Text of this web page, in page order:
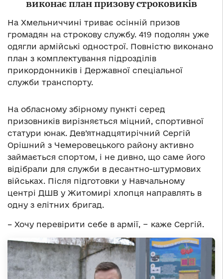
виконає план призову строковиків
На Хмельниччині триває осінній призов
громадян на строкову службу. 419 подолян уже
одягли армійські однострої. Повністю виконано
план з комплектування підрозділів
прикордонників і Державної спеціальної
служби транспорту.
На обласному збірному пункті серед
призовників вирізняється міцний, спортивної
статури юнак. Дев’ятнадцятирічний Сергій
Орішний з Чемеровецького району активно
займається спортом, і не дивно, що саме його
відібрали для служби в десантно-штурмових
військах. Після підготовки у Навчальному
центрі ДШВ у Житомирі хлопця направлять в
одну з елітних бригад.
– Хочу перевірити себе в армії, − каже Сергій.